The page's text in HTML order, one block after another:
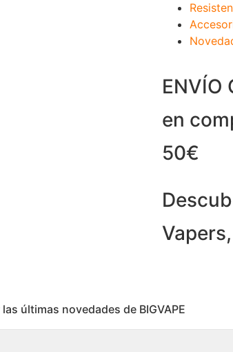
ENVÍO
en
50€
últimas novedades de BIGVAPE